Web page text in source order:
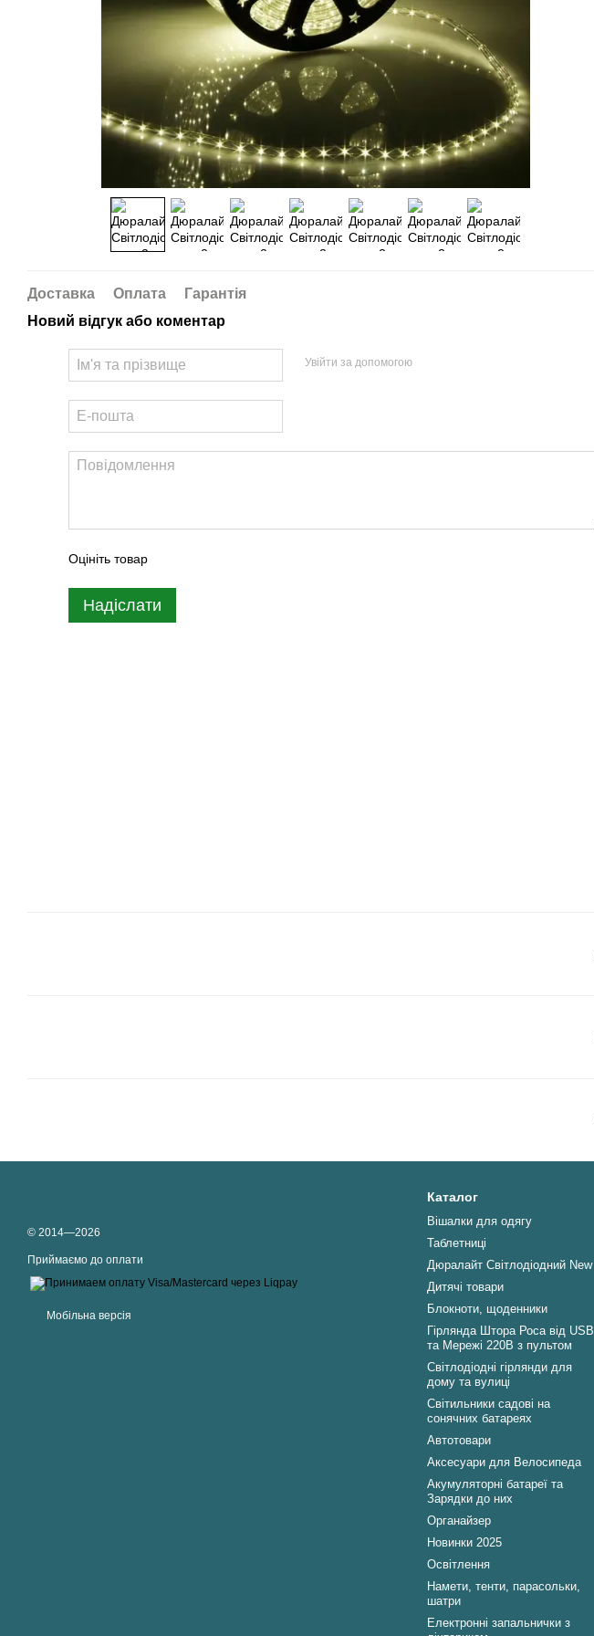
Доставка Оплата
Гарантія
Новий відгук або коментар
Увійти за допомогою
Оцініть товар
Надіслати
© 2014—2026
Приймаємо до оплати
Мобільна версія
Каталог
Вішалки для одягу
Таблетниці
Дюралайт Світлодіодний New
Дитячі товари
Блокноти, щоденники
Гірлянда Штора Роса від USB
та Мережі 220В з пультом
Світлодіодні гірлянди для
дому та вулиці
Світильники садові на
сонячних батареях
Автотовари
Аксесуари для Велосипеда
Акумуляторні батареї та
Зарядки до них
Органайзер
Новинки 2025
Освітлення
Намети, тенти, парасольки,
шатри
Електронні запальнички з